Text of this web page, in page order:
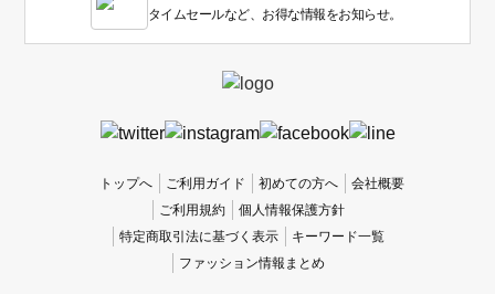
い
タイムセールなど、お得な情報をお知らせ。
トップへ ご利用ガイド 初めての方へ
会社概要
ご利用規約
個人情報保護方針
特定商取引法に基づく表示
キーワード一覧
ファッション情報まとめ